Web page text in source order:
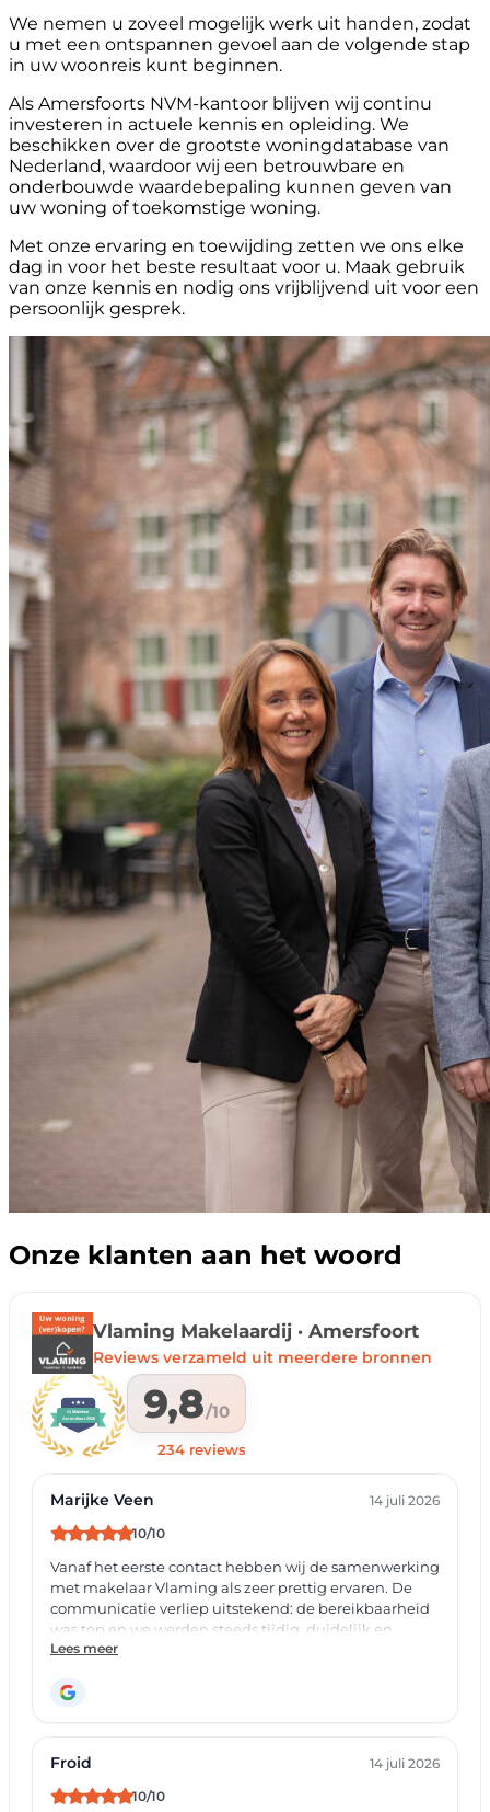
We nemen u zoveel mogelijk werk uit handen, zodat
u met een ontspannen gevoel aan de volgende stap
in uw woonreis kunt beginnen.
Als Amersfoorts NVM-kantoor blijven wij continu
investeren in actuele kennis en opleiding. We
beschikken over de grootste woningdatabase van
Nederland, waardoor wij een betrouwbare en
onderbouwde waardebepaling kunnen geven van
uw woning of toekomstige woning.
Met onze ervaring en toewijding zetten we ons elke
dag in voor het beste resultaat voor u. Maak gebruik
van onze kennis en nodig ons vrijblijvend uit voor een
persoonlijk gesprek.
Onze klanten aan het woord